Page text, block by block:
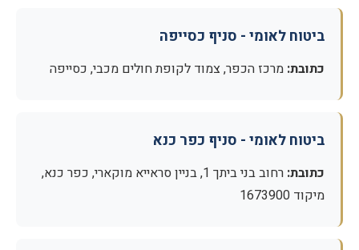
ביטוח לאומי - סניף כסייפה
כתובת: מרכז הכפר, צמוד לקופת חולים מכבי, כסייפה
ביטוח לאומי - סניף כפר כנא
כתובת:
רחוב בני ביתך 1, בניין סראייא מוקארי, כפר כנא,
מיקוד 1673900